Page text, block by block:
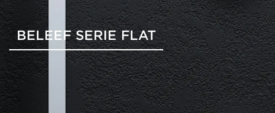
BELEEF SERIE FLAT